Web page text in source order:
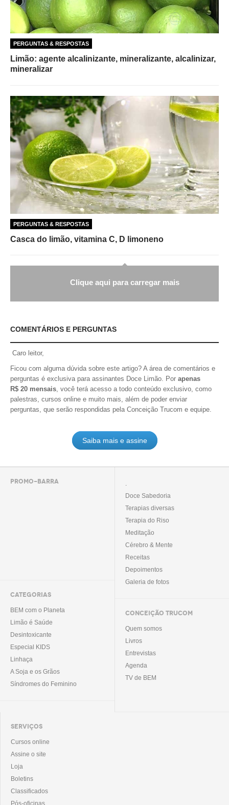
PERGUNTAS & RESPOSTAS
Limão: agente alcalinizante, mineralizante, alcalinizar,
mineralizar
PERGUNTAS & RESPOSTAS
Casca do limão, vitamina C, D limoneno
Clique aqui para carregar mais
COMENTÁRIOS E PERGUNTAS
Caro leitor,
Ficou com alguma dúvida sobre este artigo? A área de comentários e
perguntas é exclusiva para assinantes Doce Limão. Por apenas
R$ 20 mensais, você terá acesso a todo conteúdo exclusivo, como
palestras, cursos online e muito mais, além de poder enviar
perguntas, que serão respondidas pela Conceição Trucom e equipe.
Saiba mais e assine
PROMO-BARRA
CATEGORIAS
BEM com o Planeta
Limão é Saúde
Desintoxicante
Especial KIDS
Linhaça
A Soja e os Grãos
Síndromes do Feminino
.
Doce Sabedoria
Terapias diversas
Terapia do Riso
Meditação
Cérebro & Mente
Receitas
Depoimentos
Galeria de fotos
CONCEIÇÃO TRUCOM
Quem somos
Livros
Entrevistas
Agenda
TV de BEM
SERVIÇOS
Cursos online
Assine o site
Loja
Boletins
Classificados
Pós-oficinas